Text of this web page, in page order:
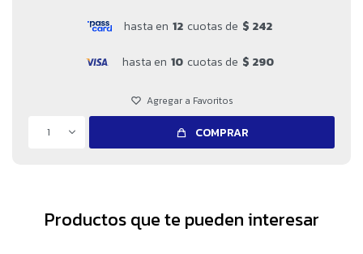
hasta en 12 cuotas de $ 242
hasta en 10 cuotas de $ 290
1 COMPRAR
Productos que te pueden interesar